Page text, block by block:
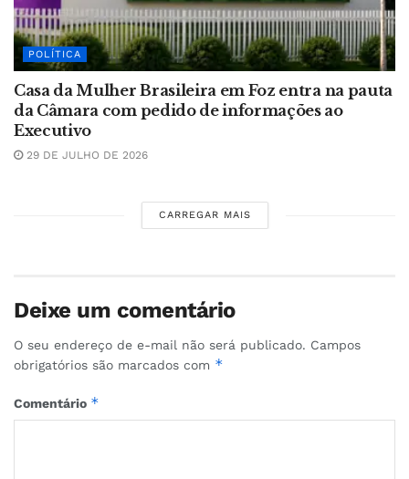
POLÍTICA
Casa da Mulher Brasileira em Foz entra na pauta
da Câmara com pedido de informações ao
Executivo
29 DE JULHO DE 2026
CARREGAR MAIS
Deixe um comentário
O seu endereço de e-mail não será publicado. Campos
obrigatórios são marcados com *
Comentário *